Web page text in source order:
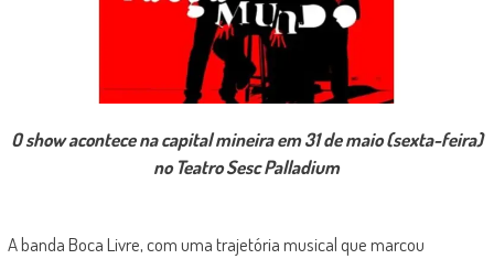
O show acontece na capital mineira em 31 de maio (sexta-feira)
no Teatro Sesc Palladium
A banda Boca Livre, com uma trajetória musical que marcou